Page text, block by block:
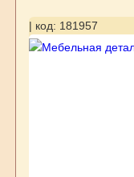
| код: 181957